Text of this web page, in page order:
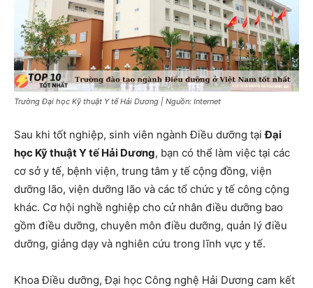
Trường Đại học Kỹ thuật Y tế Hải Dương | Nguồn: Internet
Sau khi tốt nghiệp, sinh viên ngành Điều dưỡng tạiĐại
học Kỹ thuật Y tế Hải Dương, bạn có thể làm việc tại các
cơ sở y tế, bệnh viện, trung tâm y tế cộng đồng, viện
dưỡng lão, viện dưỡng lão và các tổ chức y tế công cộng
khác. Cơ hội nghề nghiệp cho cử nhân điều dưỡng bao
gồm điều dưỡng, chuyên môn điều dưỡng, quản lý điều
dưỡng, giảng dạy và nghiên cứu trong lĩnh vực y tế.
Khoa Điều dưỡng, Đại học Công nghệ Hải Dương cam kết